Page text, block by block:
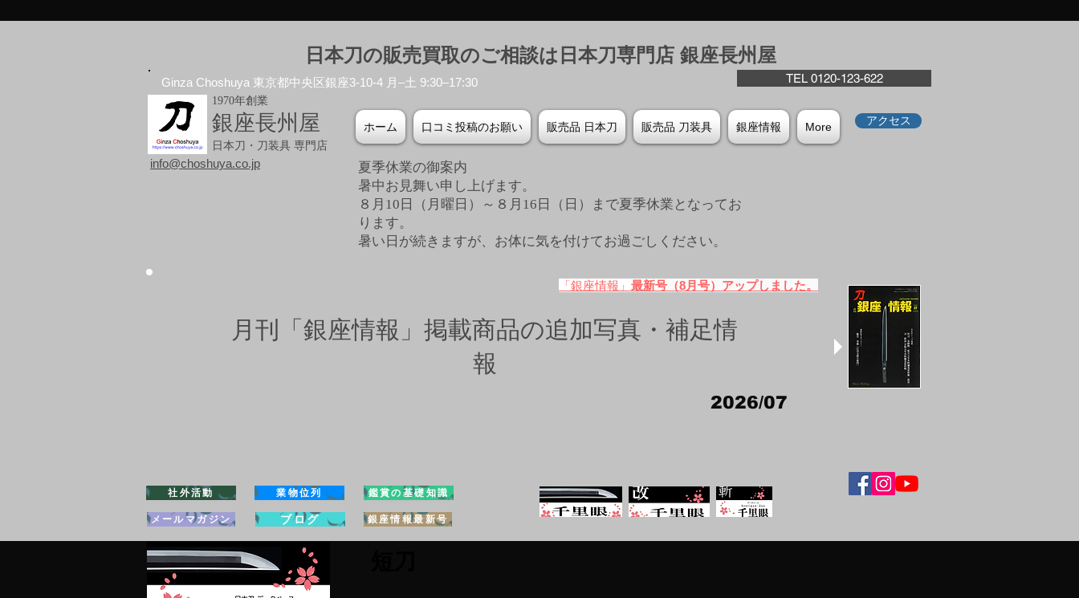
日本刀の販売買取のご相談は日本刀専門店 銀座⻑州屋
TEL 0120-123-622
Ginza Choshuya 東京都中央区銀座3-10-4 月–土 9:30–17:30
1970年創業
銀座長州屋
日本刀・刀装具 専門店
ホーム 口コミ投稿のお願い 販売品 日本刀 販売品 刀装具 銀座情報 More アクセス
info@choshuya.co.jp
夏季休業の御案内
暑中お見舞い申し上げます。
８月10日（月曜日）～８月16日（日）まで夏季休業となってお
ります。
​暑い日が続きますが、お体に気を付けてお過ごしください。
「銀座情報」 最新号（8月号）アップしました。
月刊「銀座情報」掲載商品の追加写真・補足情
報
2026/07
社外活動 業物位列 鑑賞の基礎知識
メールマガジン ブログ 銀座情報最新号